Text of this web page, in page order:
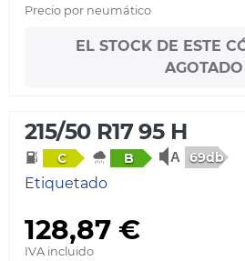
Precio por neumático
EL STOCK DE ESTE
AGOTADO
215/50 R17 95 H
C B 69db
Etiquetado
128,87 €
IVA incluido